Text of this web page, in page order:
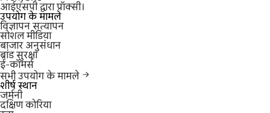
आईएसपी द्वारा प्रॉक्सी।
उपयोग के मामले
विज्ञापन सत्यापन
सोशल मीडिया
बाजार अनुसंधान
ब्रांड सुरक्षा
ई-कॉमर्स
सभी उपयोग के मामले
शीर्ष स्थान
जर्मनी
दक्षिण कोरिया